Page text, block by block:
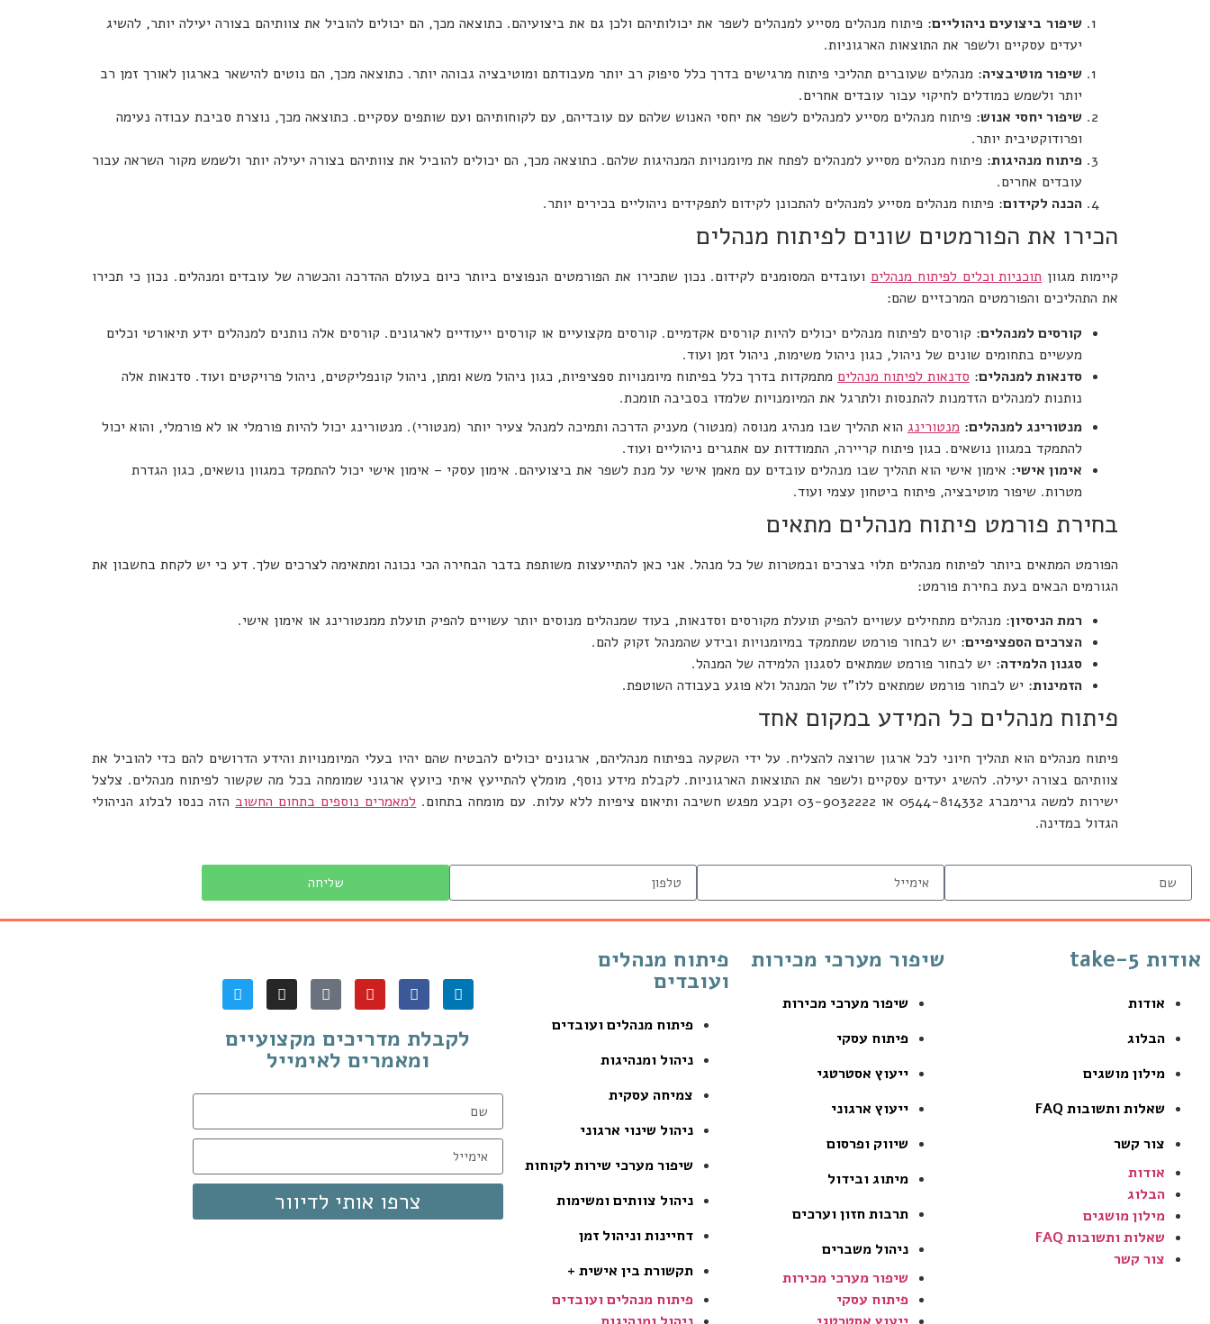
שיפור ביצועים ניהוליים: פיתוח מנהלים מסייע למנהלים לשפר את יכולותיהם ולכן גם את ביצועיהם. כתוצאה מכך, הם יכולים להוביל את צוותיהם בצורה יעילה יותר, להשיג
יעדים עסקיים ולשפר את התוצאות הארגוניות.
שיפור מוטיבציה: מנהלים שעוברים תהליכי פיתוח מרגישים בדרך כלל סיפוק רב יותר מעבודתם ומוטיבציה גבוהה יותר. כתוצאה מכך, הם נוטים להישאר בארגון לאורך זמן רב
יותר ולשמש כמודלים לחיקוי עבור עובדים אחרים.
שיפור יחסי אנוש: פיתוח מנהלים מסייע למנהלים לשפר את יחסי האנוש שלהם עם עובדיהם, עם לקוחותיהם ועם שותפים עסקיים. כתוצאה מכך, נוצרת סביבת עבודה נעימה
ופרודוקטיבית יותר.
פיתוח מנהיגות: פיתוח מנהלים מסייע למנהלים לפתח את מיומנויות המנהיגות שלהם. כתוצאה מכך, הם יכולים להוביל את צוותיהם בצורה יעילה יותר ולשמש מקור השראה עבור
עובדים אחרים.
הכנה לקידום: פיתוח מנהלים מסייע למנהלים להתכונן לקידום לתפקידים ניהוליים בכירים יותר.
הכירו את הפורמטים שונים לפיתוח מנהלים
קיימות מגוון תוכניות וכלים לפיתוח מנהלים ועובדים המסומנים לקידום. נכון שתכירו את הפורמטים הנפוצים ביותר כיום בעולם ההדרכה והכשרה של עובדים ומנהלים. נכון כי תכירו
את התהליכים והפורמטים המרכזיים שהם:
קורסים למנהלים: קורסים לפיתוח מנהלים יכולים להיות קורסים אקדמיים. קורסים מקצועיים או קורסים ייעודיים לארגונים. קורסים אלה נותנים למנהלים ידע תיאורטי וכלים
מעשיים בתחומים שונים של ניהול, כגון ניהול משימות, ניהול זמן ועוד.
סדנאות למנהלים: סדנאות לפיתוח מנהלים מתמקדות בדרך כלל בפיתוח מיומנויות ספציפיות, כגון ניהול משא ומתן, ניהול קונפליקטים, ניהול פרויקטים ועוד. סדנאות אלה
נותנות למנהלים הזדמנות להתנסות ולתרגל את המיומנויות שלמדו בסביבה תומכת.
מנטורינג למנהלים: מנטורינג הוא תהליך שבו מנהיג מנוסה (מנטור) מעניק הדרכה ותמיכה למנהל צעיר יותר (מנטורי). מנטורינג יכול להיות פורמלי או לא פורמלי, והוא יכול
להתמקד במגוון נושאים. כגון פיתוח קריירה, התמודדות עם אתגרים ניהוליים ועוד.
אימון אישי: אימון אישי הוא תהליך שבו מנהלים עובדים עם מאמן אישי על מנת לשפר את ביצועיהם. אימון עסקי – אימון אישי יכול להתמקד במגוון נושאים, כגון הגדרת
מטרות. שיפור מוטיבציה, פיתוח ביטחון עצמי ועוד.
בחירת פורמט פיתוח מנהלים מתאים
הפורמט המתאים ביותר לפיתוח מנהלים תלוי בצרכים ובמטרות של כל מנהל. אני כאן להתייעצות משותפת בדבר הבחירה הכי נכונה ומתאימה לצרכים שלך. דע כי יש לקחת בחשבון את
הגורמים הבאים בעת בחירת פורמט:
רמת הניסיון: מנהלים מתחילים עשויים להפיק תועלת מקורסים וסדנאות, בעוד שמנהלים מנוסים יותר עשויים להפיק תועלת ממנטורינג או אימון אישי.
הצרכים הספציפיים: יש לבחור פורמט שמתמקד במיומנויות ובידע שהמנהל זקוק להם.
סגנון הלמידה: יש לבחור פורמט שמתאים לסגנון הלמידה של המנהל.
הזמינות: יש לבחור פורמט שמתאים ללו"ז של המנהל ולא פוגע בעבודה השוטפת.
פיתוח מנהלים כל המידע במקום אחד
פיתוח מנהלים הוא תהליך חיוני לכל ארגון שרוצה להצליח. על ידי השקעה בפיתוח מנהליהם, ארגונים יכולים להבטיח שהם יהיו בעלי המיומנויות והידע הדרושים להם כדי להוביל את
צוותיהם בצורה יעילה. להשיג יעדים עסקיים ולשפר את התוצאות הארגוניות. לקבלת מידע נוסף, מומלץ להתייעץ איתי כיועץ ארגוני שמומחה בכל מה שקשור לפיתוח מנהלים. צלצל
ישירות למשה גרימברג 0544-814332 או 03-9032222 וקבע מפגש חשיבה ותיאום ציפיות ללא עלות. עם מומחה בתחום.
למאמרים נוספים בתחום החשוב הזה כנסו לבלוג הניהולי
הגדול במדינה.
שליחה
אודות take-5
אודות
הבלוג
מילון מושגים
שאלות ותשובות FAQ
צור קשר
אודות
הבלוג
מילון מושגים
שאלות ותשובות FAQ
צור קשר
שיפור מערכי מכירות
שיפור מערכי מכירות
פיתוח עסקי
ייעוץ אסטרטגי
ייעוץ ארגוני
שיווק ופרסום
מיתוג ובידול
תרבות חזון וערכים
ניהול משברים
שיפור מערכי מכירות
פיתוח עסקי
פיתוח מנהלים
ועובדים
פיתוח מנהלים ועובדים
ניהול ומנהיגות
צמיחה עסקית
ניהול שינוי ארגוני
שיפור מערכי שירות לקוחות
ניהול צוותים ומשימות
דחיינות וניהול זמן
תקשורת בין אישית +
פיתוח מנהלים ועובדים
לקבלת מדריכים מקצועיים
ומאמרים לאימייל
צרפו אותי לדיוור